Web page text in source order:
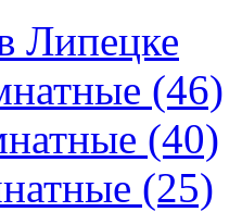
Липецке
(46)
(40)
(25)